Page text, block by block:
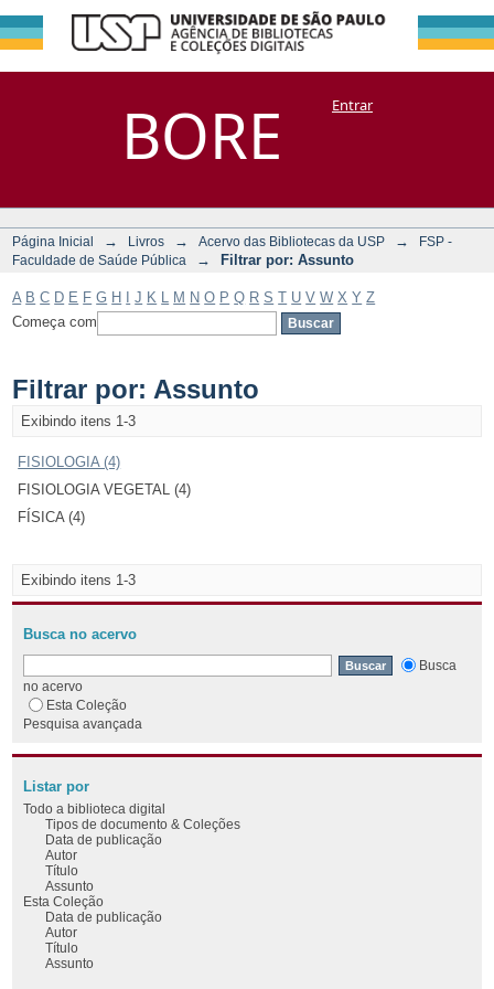
BORE
Filtrar por:
Assunto
DSpace/Manakin + CoriscoEntrar
Página Inicial → Livros → Acervo das Bibliotecas da USP →
FSP -
Faculdade de Saúde Pública
→ Filtrar por: Assunto
A B C D E F G H J K M N O P Q R S T U V W X Y Z
Começa com
Filtrar por: Assunto
Exibindo itens 1-3
FISIOLOGIA (4)
FISIOLOGIA VEGETAL (4)
FÍSICA (4)
Exibindo itens 1-3
Busca no acervo
Busca
no acervo
Esta Coleção
Pesquisa avançada
Listar por
Todo a biblioteca digital
Tipos de documento & Coleções
Data de publicação
Autor
Título
Assunto
Esta Coleção
Data de publicação
Autor
Título
Assunto